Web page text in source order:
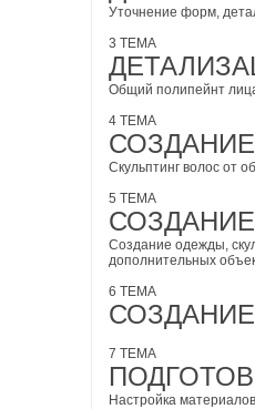
Уточнение форм,
3 ТЕМА
Общий полипейнт
4 ТЕМА
Скульптинг волос от
5 ТЕМА
Создание одежды,
дополнительных
6 ТЕМА
7 ТЕМА
Настройка